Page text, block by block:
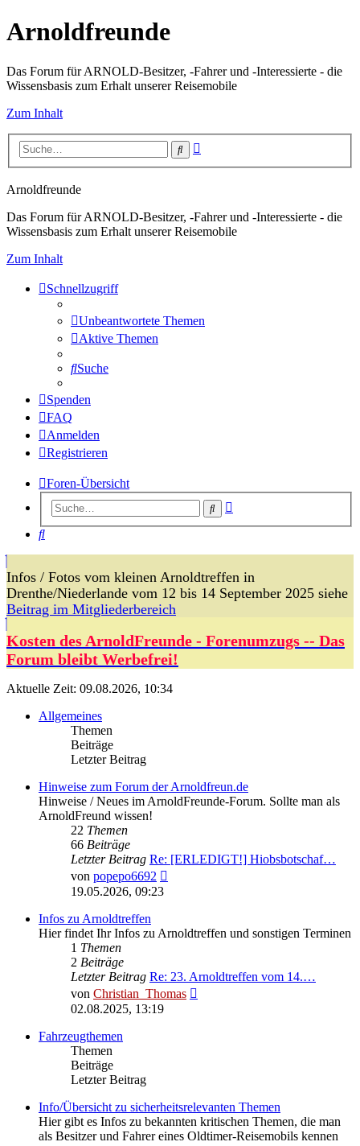
Arnoldfreunde
Das Forum für ARNOLD-Besitzer, -Fahrer und -Interessierte - die
Wissensbasis zum Erhalt unserer Reisemobile
Zum Inhalt
Suche
Arnoldfreunde
Das Forum für ARNOLD-Besitzer, -Fahrer und -Interessierte - die
Wissensbasis zum Erhalt unserer Reisemobile
Zum Inhalt
Schnellzugriff
Unbeantwortete Themen
Aktive Themen
Suche
Spenden
FAQ
Anmelden
Registrieren
Foren-Übersicht
Suche
Suche
Infos / Fotos vom kleinen Arnoldtreffen in
Drenthe/Niederlande vom 12 bis 14 September 2025 siehe
Beitrag im Mitgliederbereich
Kosten des ArnoldFreunde - Forenumzugs -- Das
Forum bleibt Werbefrei!
Aktuelle Zeit: 09.08.2026, 10:34
Allgemeines
Themen
Beiträge
Letzter Beitrag
Hinweise zum Forum der Arnoldfreun.de
Hinweise / Neues im ArnoldFreunde-Forum. Sollte man als
ArnoldFreund wissen!
22 Themen
66 Beiträge
Letzter Beitrag Re: [ERLEDIGT!] Hiobsbotschaf…
von popepo6692
19.05.2026, 09:23
Infos zu Arnoldtreffen
Hier findet Ihr Infos zu Arnoldtreffen und sonstigen Terminen
1 Themen
2 Beiträge
Letzter Beitrag Re: 23. Arnoldtreffen vom 14.…
von Christian_Thomas
02.08.2025, 13:19
Fahrzeugthemen
Themen
Beiträge
Letzter Beitrag
Info/Übersicht zu sicherheitsrelevanten Themen
Hier gibt es Infos zu bekannten kritischen Themen, die man
als Besitzer und Fahrer eines Oldtimer-Reisemobils kennen